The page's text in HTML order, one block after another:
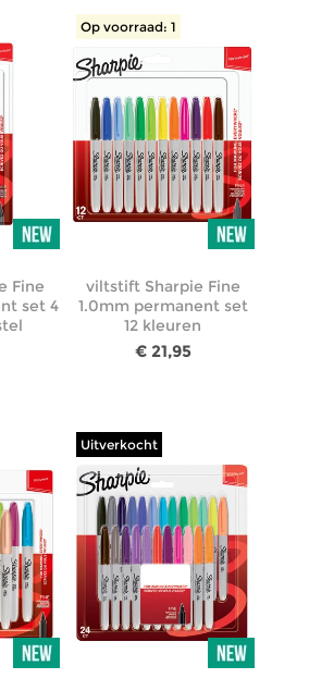
Fine
set 4
Op voorraad: 1
viltstift Sharpie Fine
1.0mm permanent set
12 kleuren
€ 21,95
Uitverkocht